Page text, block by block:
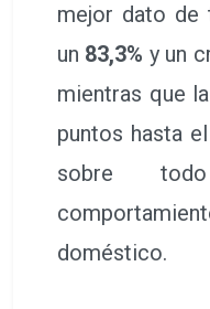
mejor dato de
un 83,3% y un
mientras que la
puntos hasta
sobre
doméstico.